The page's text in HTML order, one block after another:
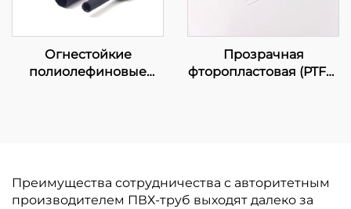
Огнестойкие
полиолефиновые
Прозрачная
фторопластовая (PTFE)
Преимущества сотрудничества с авторитетным
производителем ПВХ-труб выходят далеко за